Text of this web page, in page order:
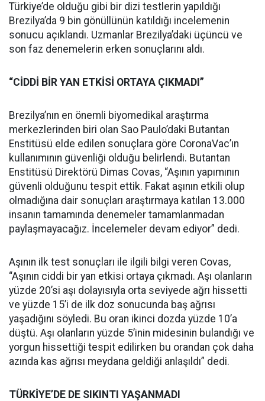
Türkiye’de olduğu gibi bir dizi testlerin yapıldığı
Brezilya’da 9 bin gönüllünün katıldığı incelemenin
sonucu açıklandı. Uzmanlar Brezilya’daki üçüncü ve
son faz denemelerin erken sonuçlarını aldı.
“CİDDİ BİR YAN ETKİSİ ORTAYA ÇIKMADI”
Brezilya’nın en önemli biyomedikal araştırma
merkezlerinden biri olan Sao Paulo’daki Butantan
Enstitüsü elde edilen sonuçlara göre CoronaVac’ın
kullanımının güvenliği olduğu belirlendi. Butantan
Enstitüsü Direktörü Dimas Covas, “Aşının yapımının
güvenli olduğunu tespit ettik. Fakat aşının etkili olup
olmadığına dair sonuçları araştırmaya katılan 13.000
insanın tamamında denemeler tamamlanmadan
paylaşmayacağız. İncelemeler devam ediyor” dedi.
Aşının ilk test sonuçları ile ilgili bilgi veren Covas,
“Aşının ciddi bir yan etkisi ortaya çıkmadı. Aşı olanların
yüzde 20’si aşı dolayısıyla orta seviyede ağrı hissetti
ve yüzde 15’i de ilk doz sonucunda baş ağrısı
yaşadığını söyledi. Bu oran ikinci dozda yüzde 10’a
düştü. Aşı olanların yüzde 5’inin midesinin bulandığı ve
yorgun hissettiği tespit edilirken bu orandan çok daha
azında kas ağrısı meydana geldiği anlaşıldı” dedi.
TÜRKİYE’DE DE SIKINTI YAŞANMADI